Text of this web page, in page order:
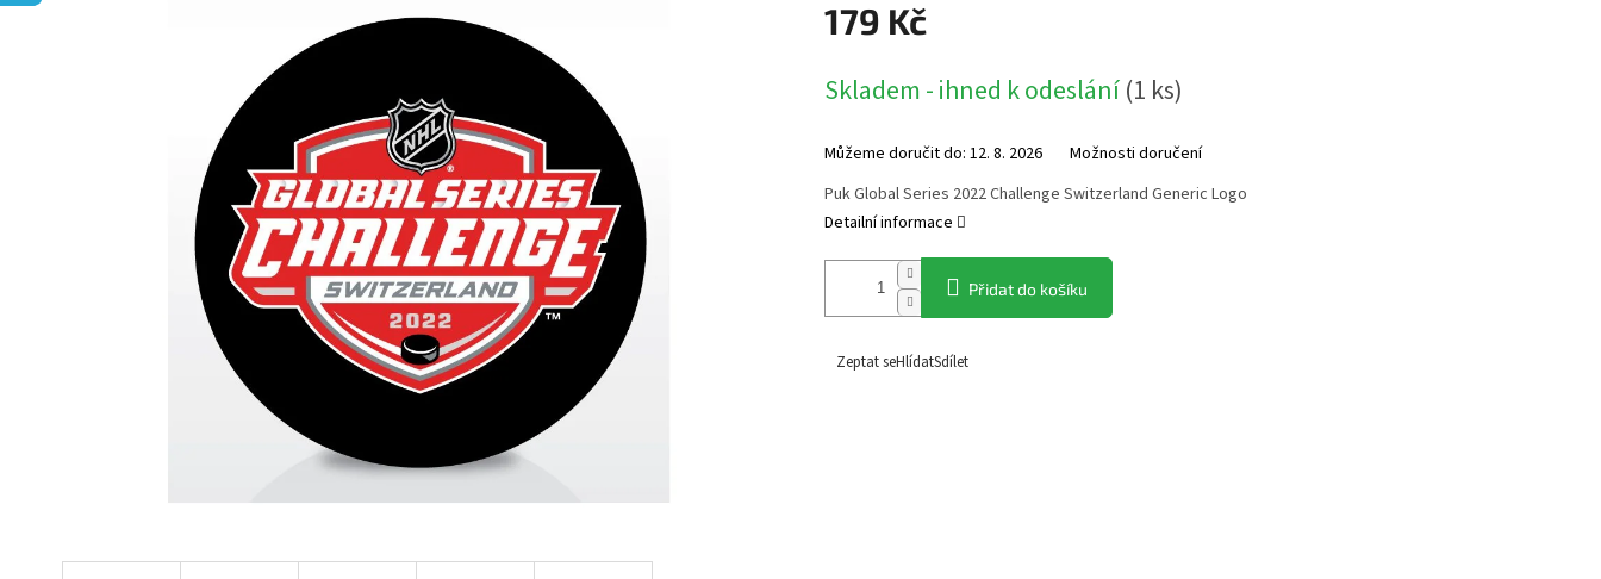
179 Kč
cena:
Skladem - ihned k odeslání(1 ks)
Můžeme doručit do: 12. 8. 2026 Možnosti doručení
Přidat do košíku
Puk Global Series 2022 Challenge Switzerland Generic Logo
Detailní informace
Zeptat seHlídatSdílet